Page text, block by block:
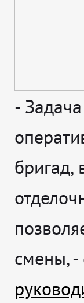
-
бригад,
смены,